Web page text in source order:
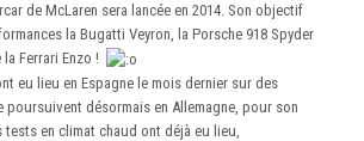
de McLaren sera lancée en 2014. Son objectif
la Bugatti Veyron, la Porsche 918 Spyder
Ferrari Enzo !
eu lieu en Espagne le mois dernier sur des
poursuivent désormais en Allemagne, pour son
tests en climat chaud ont déjà eu lieu,